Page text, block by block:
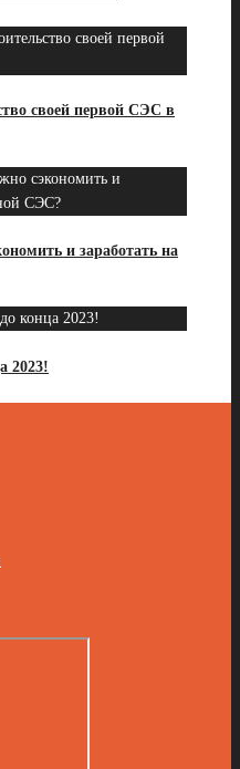
своей первой СЭС в
и заработать на
2023!